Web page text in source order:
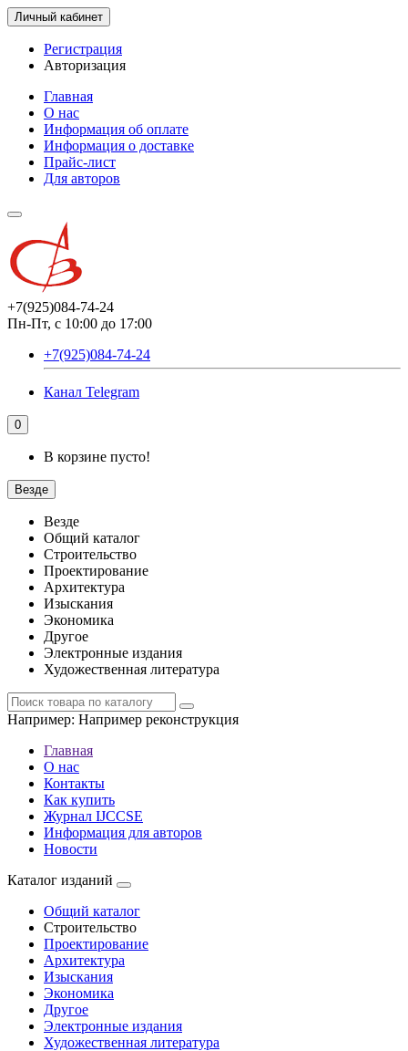
Личный кабинет
Регистрация
Авторизация
Главная
О нас
Информация об оплате
Информация о доставке
Прайс-лист
Для авторов
+7(925)084-74-24
Пн-Пт, с 10:00 до 17:00
+7(925)084-74-24
Канал Telegram
0
В корзине пусто!
Везде
Везде
Общий каталог
Строительство
Проектирование
Архитектура
Изыскания
Экономика
Другое
Электронные издания
Художественная литература
Например: Например реконструкция
Главная
О нас
Контакты
Как купить
Журнал IJCCSE
Информация для авторов
Новости
Каталог изданий
Общий каталог
Строительство
Проектирование
Архитектура
Изыскания
Экономика
Другое
Электронные издания
Художественная литература